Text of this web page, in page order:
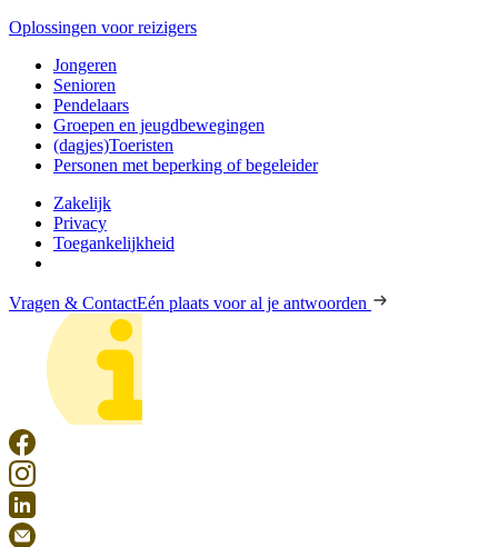
Oplossingen voor reizigers
Jongeren
Senioren
Pendelaars
Groepen en jeugdbewegingen
(dagjes)Toeristen
Personen met beperking of begeleider
Zakelijk
Privacy
Toegankelijkheid
Vragen & ContactEén plaats voor al je antwoorden